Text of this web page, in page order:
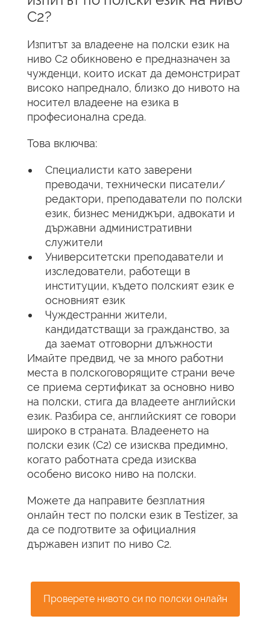
C2?
Изпитът за владеене на полски език на
ниво C2 обикновено е предназначен за
чужденци, които искат да демонстрират
високо напреднало, близко до нивото на
носител владеене на езика в
професионална среда.
Това включва:
Специалисти като заверени
преводачи, технически писатели/
редактори, преподаватели по полски
език, бизнес мениджъри, адвокати и
държавни административни
служители
Университетски преподаватели и
изследователи, работещи в
институции, където полският език е
основният език
Чуждестранни жители,
кандидатстващи за гражданство, за
да заемат отговорни длъжности
Имайте предвид, че за много работни
места в полскоговорящите страни вече
се приема сертификат за основно ниво
на полски, стига да владеете английски
език. Разбира се, английският се говори
широко в страната. Владеенето на
полски език (C2) се изисква предимно,
когато работната среда изисква
особено високо ниво на полски.
Можете да направите безплатния
онлайн тест по полски език в Testizer, за
да се подготвите за официалния
държавен изпит по ниво C2.
Проверете нивото си по полски онлайн